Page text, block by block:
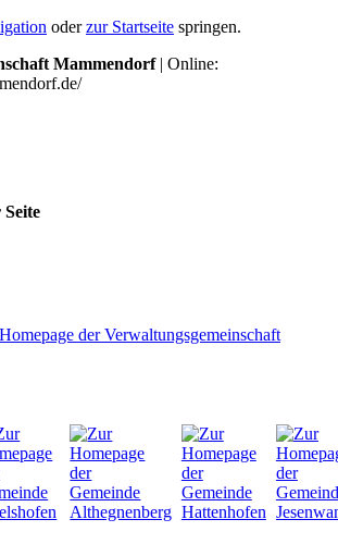
oderzur Startseite springen.
Mammendorf| Online: